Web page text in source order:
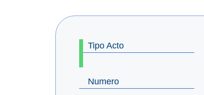
Tipo Acto
Numero